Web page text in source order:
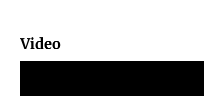
Video